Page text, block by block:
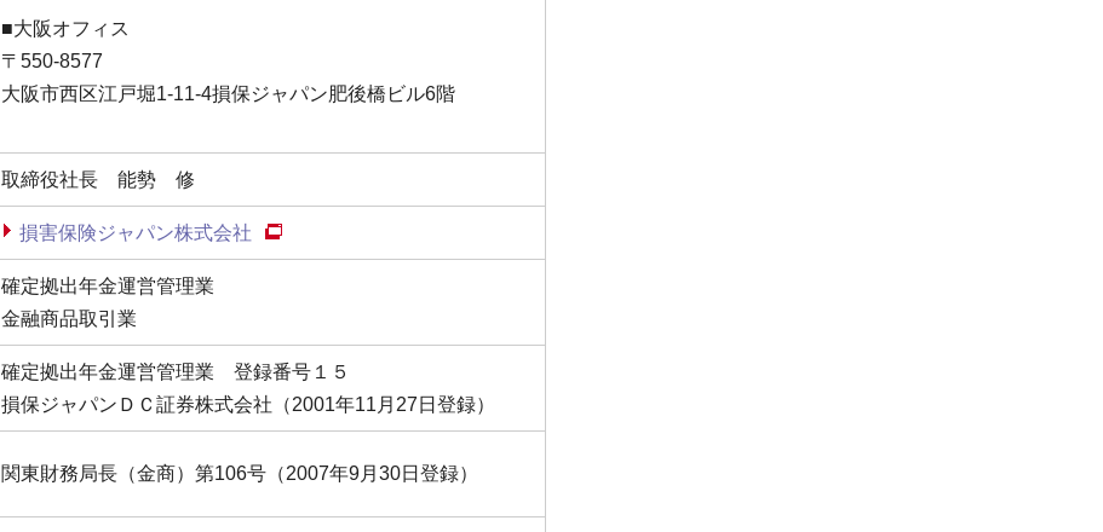
■大阪オフィス
〒550-8577
大阪市西区江戸堀1-11-4損保ジャパン肥後橋ビル6階
取締役社長 能勢 修
損害保険ジャパン株式会社
確定拠出年金運営管理業
金融商品取引業
確定拠出年金運営管理業 登録番号１５
損保ジャパンＤＣ証券株式会社（2001年11月27日登録）
関東財務局長（金商）第106号（2007年9月30日登録）